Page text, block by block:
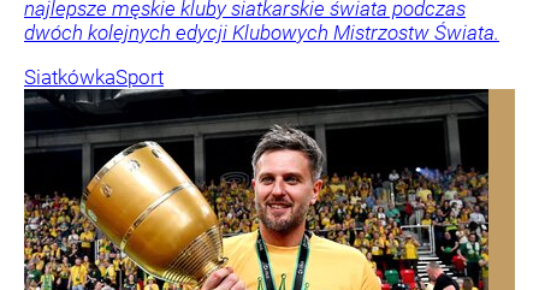
najlepsze męskie kluby siatkarskie świata podczas
dwóch kolejnych edycji Klubowych Mistrzostw Świata.
SiatkówkaSport